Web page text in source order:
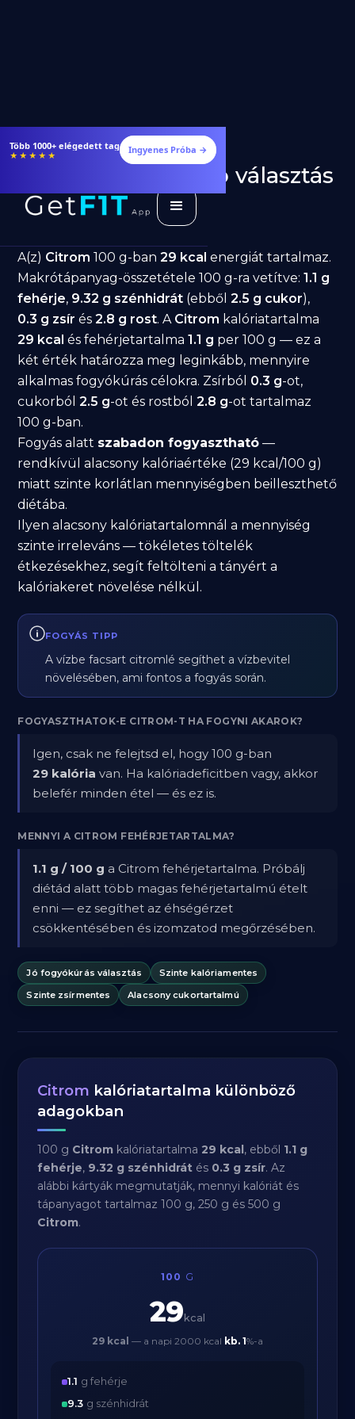
Több 1000+ elégedett tag
★★★★★ Ingyenes Próba →
Citrom fogyásra: jó választás
diéta alatt?
A(z) Citrom 100 g-ban29 kcal energiát tartalmaz.
Makrótápanyag-összetétele 100 g-ra vetítve:1.1 g
fehérje, 9.32 g szénhidrát (ebből2.5 g cukor),
0.3 g zsír és2.8 g rost. A Citrom kalóriatartalma
29 kcal és fehérjetartalma1.1 g per 100 g — ez a
két érték határozza meg leginkább, mennyire
alkalmas fogyókúrás célokra. Zsírból 0.3 g-ot,
cukorból2.5 g-ot és rostból2.8 g-ot tartalmaz
100 g-ban.
Fogyás alatt szabadon fogyasztható —
rendkívül alacsony kalóriaértéke (29 kcal/100 g)
miatt szinte korlátlan mennyiségben beilleszthető
diétába.
Ilyen alacsony kalóriatartalomnál a mennyiség
szinte irreleváns — tökéletes töltelék
étkezésekhez, segít feltölteni a tányért a
kalóriakeret növelése nélkül.
FOGYÁS TIPP
A vízbe facsart citromlé segíthet a vízbevitel
növelésében, ami fontos a fogyás során.
FOGYASZTHATOK-E CITROM-T HA FOGYNI AKAROK?
Igen, csak ne felejtsd el, hogy 100 g-ban
29 kalória van. Ha kalóriadeficitben vagy, akkor
belefér minden étel — és ez is.
MENNYI A CITROM FEHÉRJETARTALMA?
1.1 g / 100 g a Citrom fehérjetartalma. Próbálj
diétád alatt több magas fehérjetartalmú ételt
enni — ez segíthet az éhségérzet
csökkentésében és izomzatod megőrzésében.
Jó fogyókúrás választás
Szinte kalóriamentes
Szinte zsírmentes
Alacsony cukortartalmú
Citrom kalóriatartalma különböző
adagokban
100 g Citrom kalóriatartalma29 kcal, ebből 1.1 g
fehérje, 9.32 g szénhidrát és 0.3 g zsír. Az
alábbi kártyák megmutatják, mennyi kalóriát és
tápanyagot tartalmaz 100 g, 250 g és 500 g
Citrom.
100 G
29 kcal
29 kcal — a napi 2000 kcal kb. 1%-a
1.1 g fehérje
9.3 g szénhidrát